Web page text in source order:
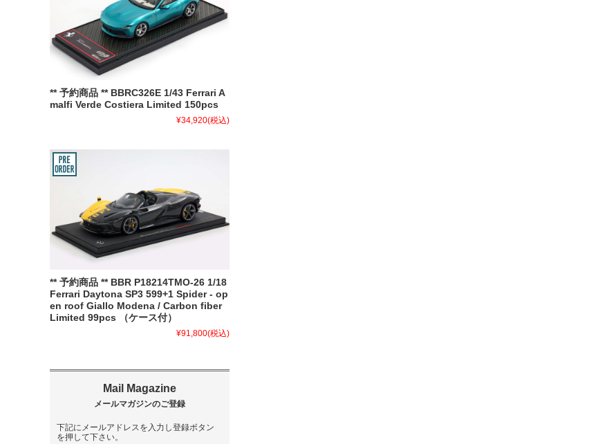
** 予約商品 ** BBRC326E 1/43 Ferrari A
malfi Verde Costiera Limited 150pcs
¥34,920(税込)
** 予約商品 ** BBR P18214TMO-26 1/18
Ferrari Daytona SP3 599+1 Spider - op
en roof Giallo Modena / Carbon fiber
Limited 99pcs （ケース付）
¥91,800(税込)
下記にメールアドレスを入力し登録ボタン
を押して下さい。